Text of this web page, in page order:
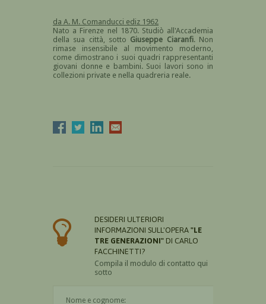
da A. M. Comanducci ediz 1962
Nato a Firenze nel 1870. Studiò all'Accademia
della sua città, sotto Giuseppe Ciaranfi. Non
rimase insensibile al movimento moderno,
come dimostrano i suoi quadri rappresentanti
giovani donne e bambini. Suoi lavori sono in
collezioni private e nella quadreria reale.
DESIDERI ULTERIORI
INFORMAZIONI SULL'OPERA "LE
TRE GENERAZIONI" DI CARLO
FACCHINETTI?
Compila il modulo di contatto qui
sotto